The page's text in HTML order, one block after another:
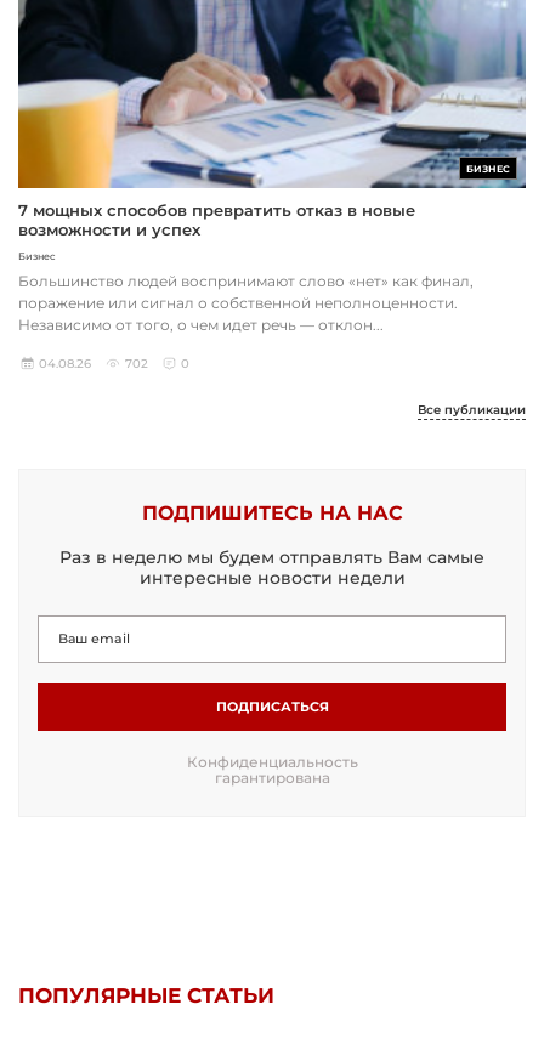
БИЗНЕС
7 мощных способов превратить отказ в новые
возможности и успех
Бизнес
Большинство людей воспринимают слово «нет» как финал,
поражение или сигнал о собственной неполноценности.
Независимо от того, о чем идет речь — отклон...
04.08.26 702 0
Все публикации
ПОДПИШИТЕСЬ НА НАС
Раз в неделю мы будем отправлять Вам самые
интересные новости недели
ПОДПИСАТЬСЯ
Конфиденциальность
гарантирована
ПОПУЛЯРНЫЕ СТАТЬИ